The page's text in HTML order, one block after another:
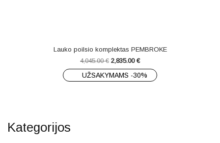
Lauko poilsio komplektas PEMBROKE
4,045.00€ 2,835.00 €
UŽSAKYMAMS -30%
Kategorijos